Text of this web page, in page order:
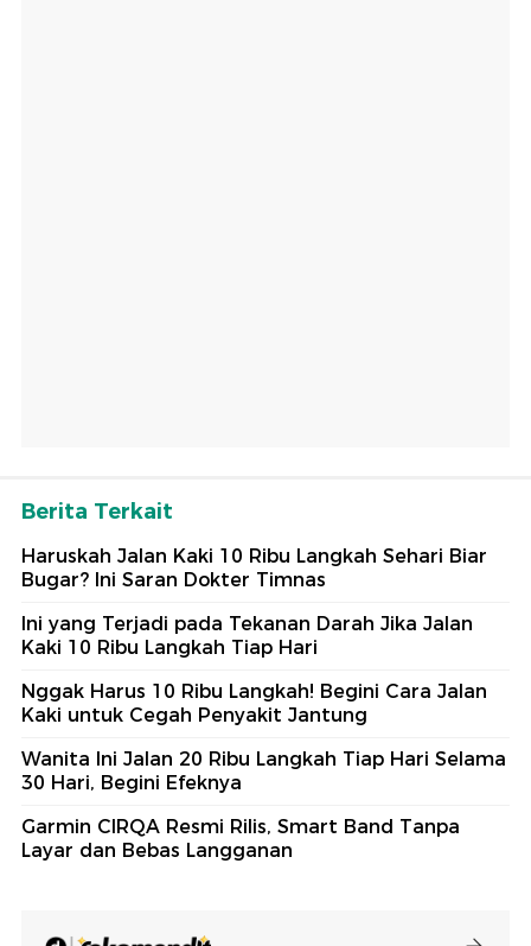
Berita Terkait
Haruskah Jalan Kaki 10 Ribu Langkah Sehari Biar
Bugar? Ini Saran Dokter Timnas
Ini yang Terjadi pada Tekanan Darah Jika Jalan
Kaki 10 Ribu Langkah Tiap Hari
Nggak Harus 10 Ribu Langkah! Begini Cara Jalan
Kaki untuk Cegah Penyakit Jantung
Wanita Ini Jalan 20 Ribu Langkah Tiap Hari Selama
30 Hari, Begini Efeknya
Garmin CIRQA Resmi Rilis, Smart Band Tanpa
Layar dan Bebas Langganan